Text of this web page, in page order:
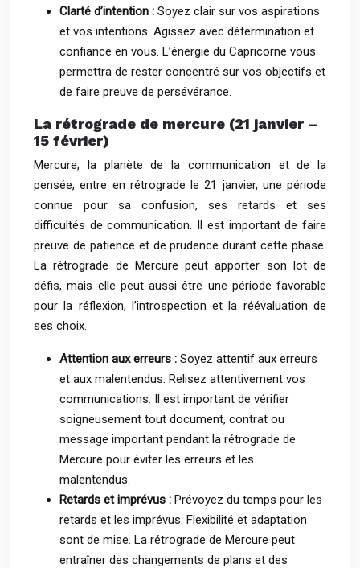
Clarté d’intention : Soyez clair sur vos aspirations
et vos intentions. Agissez avec détermination et
confiance en vous. L’énergie du Capricorne vous
permettra de rester concentré sur vos objectifs et
de faire preuve de persévérance.
La rétrograde de mercure (21 janvier –
15 février)
Mercure, la planète de la communication et de la
pensée, entre en rétrograde le 21 janvier, une période
connue pour sa confusion, ses retards et ses
difficultés de communication. Il est important de faire
preuve de patience et de prudence durant cette phase.
La rétrograde de Mercure peut apporter son lot de
défis, mais elle peut aussi être une période favorable
pour la réflexion, l’introspection et la réévaluation de
ses choix.
Attention aux erreurs : Soyez attentif aux erreurs
et aux malentendus. Relisez attentivement vos
communications. Il est important de vérifier
soigneusement tout document, contrat ou
message important pendant la rétrograde de
Mercure pour éviter les erreurs et les
malentendus.
Retards et imprévus : Prévoyez du temps pour les
retards et les imprévus. Flexibilité et adaptation
sont de mise. La rétrograde de Mercure peut
entraîner des changements de plans et des